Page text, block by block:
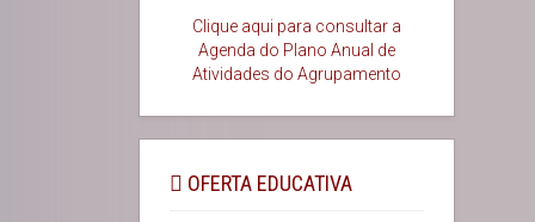
Clique aqui para consultar a
Agenda do Plano Anual de
Atividades do Agrupamento
OFERTA EDUCATIVA